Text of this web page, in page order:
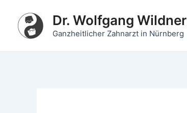
Inhalt
springen
Dr. Wolfgang Wildner
Ganzheitlicher Zahnarzt in Nürnberg